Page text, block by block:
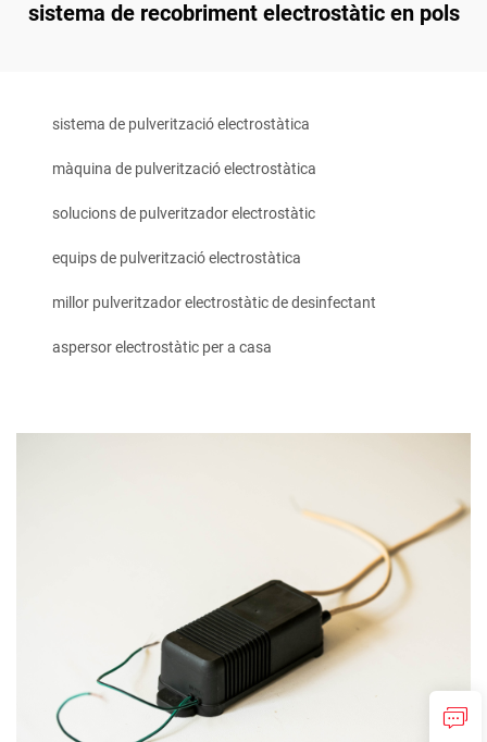
sistema de recobriment electrostàtic en pols
sistema de pulverització electrostàtica
màquina de pulverització electrostàtica
solucions de pulveritzador electrostàtic
equips de pulverització electrostàtica
millor pulveritzador electrostàtic de desinfectant
aspersor electrostàtic per a casa